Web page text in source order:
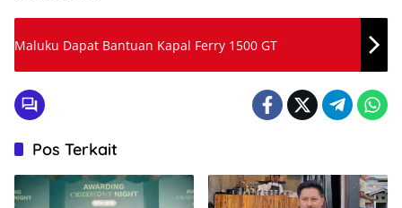
Maluku Dapat Bantuan Kapal Ferry 1500 GT
Pos Terkait